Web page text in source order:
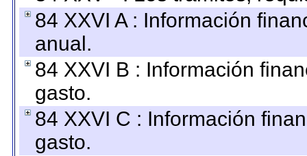
84 XXVI A : Información
anual.
84 XXVI B : Información
gasto.
84 XXVI C : Información
gasto.